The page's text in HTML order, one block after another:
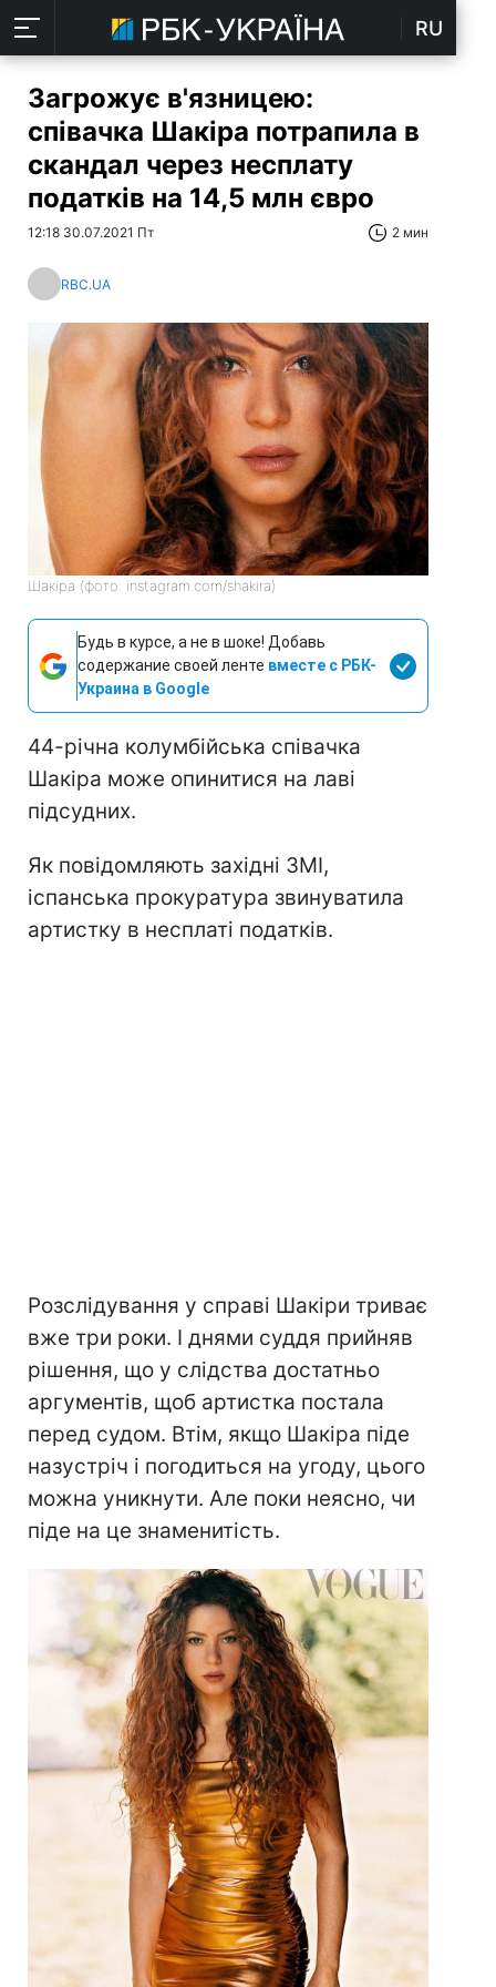
RU
Загрожує в'язницею:
співачка Шакіра потрапила в
скандал через несплату
податків на 14,5 млн євро
12:18 30.07.2021 Пт 2 мин
RBC.UA
Шакіра (фото: instagram.com/shakira)
Будь в курсе, а не в шоке! Добавь
содержание своей ленте вместе с РБК-
Украина в Google
44-річна колумбійська співачка
Шакіра може опинитися на лаві
підсудних.
Як повідомляють західні ЗМІ,
іспанська прокуратура звинуватила
артистку в несплаті податків.
Розслідування у справі Шакіри триває
вже три роки. І днями суддя прийняв
рішення, що у слідства достатньо
аргументів, щоб артистка постала
перед судом. Втім, якщо Шакіра піде
назустріч і погодиться на угоду, цього
можна уникнути. Але поки неясно, чи
піде на це знаменитість.